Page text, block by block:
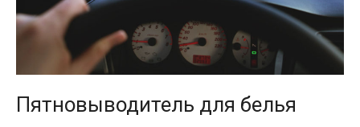
Пятновыводитель для белья